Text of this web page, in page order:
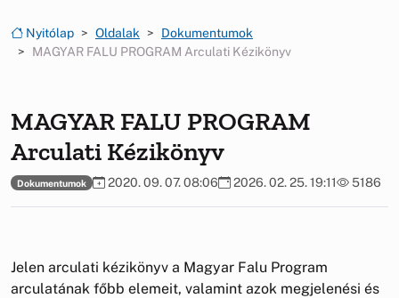
Nyitólap Oldalak
Dokumentumok
MAGYAR FALU PROGRAM Arculati Kézikönyv
MAGYAR FALU PROGRAM
Arculati Kézikönyv
Dokumentumok 2020. 09. 07. 08:06 2026. 02. 25. 19:11 5186
Jelen arculati kézikönyv a Magyar Falu Program
arculatának főbb elemeit, valamint azok megjelenési és